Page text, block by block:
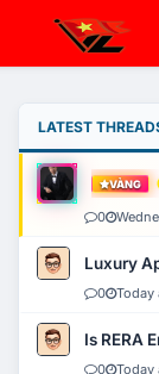
LATEST
VÀNG
0
Luxury
0 Today
Is RERA
0 Today